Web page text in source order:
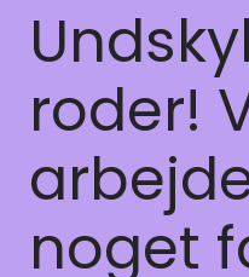
roder!
noget